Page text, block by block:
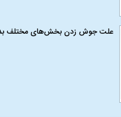
علت جوش زدن بخش‌های مختلف